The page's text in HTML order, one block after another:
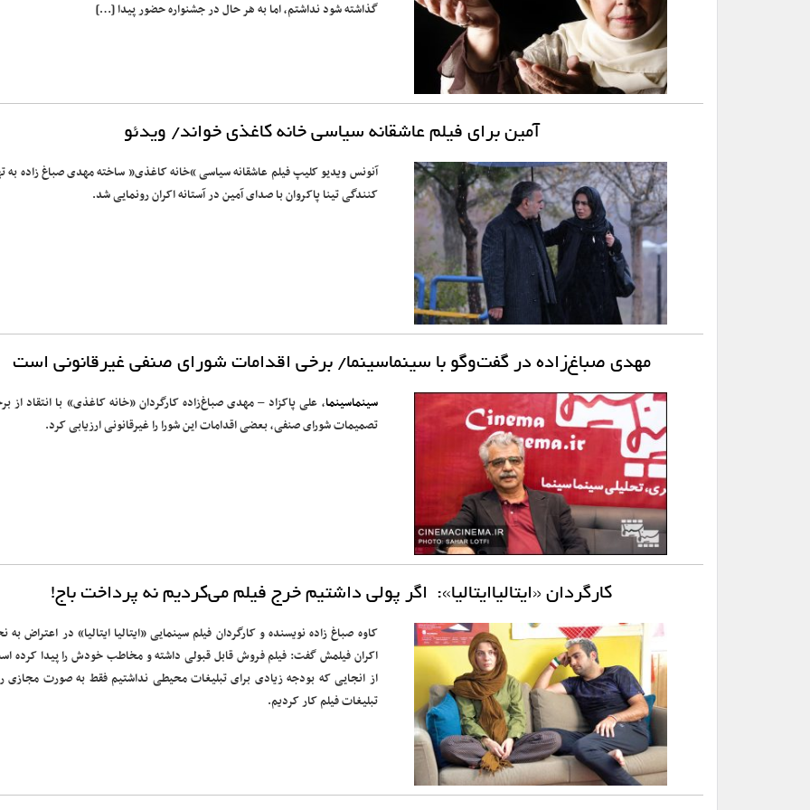
گذاشته شود نداشتم، اما به هر حال در جشنواره حضور پیدا […]
آمین برای فیلم عاشقانه سیاسی خانه کاغذی خواند/ ویدئو
آنونس ویدیو کلیپ فیلم عاشقانه سیاسی “خانه کاغذی” ساخته مهدی صباغ زاده به
کنندگی تینا پاکروان با صدای آمین در آستانه اکران رونمایی شد.
مهدی صباغ‌زاده در گفت‌وگو با سینماسینما/ برخی اقدامات شورای صنفی غیرقانونی است
سینماسینما، علی پاکزاد – مهدی صباغ‌زاده کارگردان «خانه کاغذی» با انتقاد از
تصمیمات شورای صنفی، بعضی اقدامات این شورا را غیرقانونی ارزیابی کرد.
کارگردان «ایتالیاایتالیا»: اگر پولی داشتیم خرج فیلم می‌کردیم نه پرداخت باج!
کاوه صباغ زاده نویسنده و کارگردان فیلم سینمایی «ایتالیا ایتالیا» در اعتراض به
اکران فیلمش گفت: فیلم فروش قابل قبولی داشته و مخاطب خودش را پیدا کرده
از انجایی که بودجه زیادی برای تبلیغات محیطی نداشتیم فقط به صورت مجازی
تبلیغات فیلم کار کردیم.